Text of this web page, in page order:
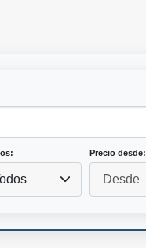
Precio desde: